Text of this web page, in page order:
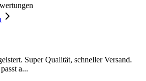
Super Qualität, schneller Versand.
a...